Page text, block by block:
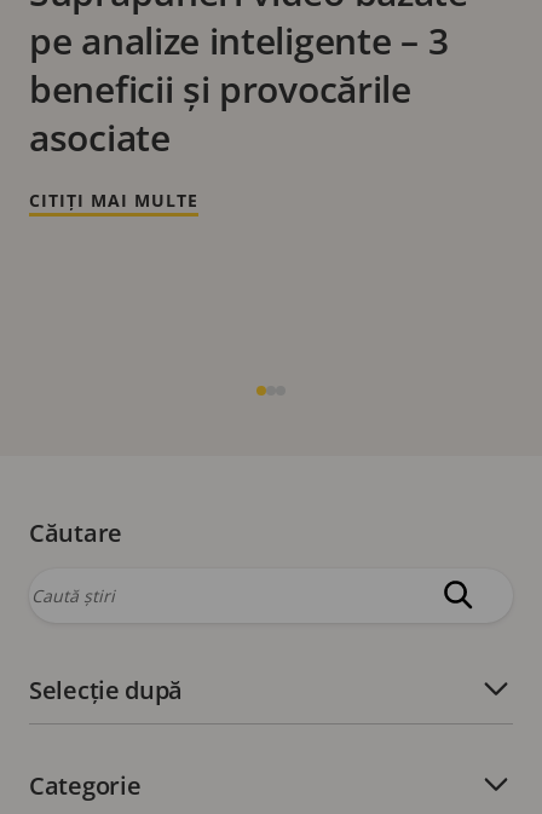
pe analize inteligente – 3
beneficii și provocările
asociate
CITIȚI MAI MULTE
Căutare
Selecție după
Număr de filtre active:
Categorie
Număr de filtre active: